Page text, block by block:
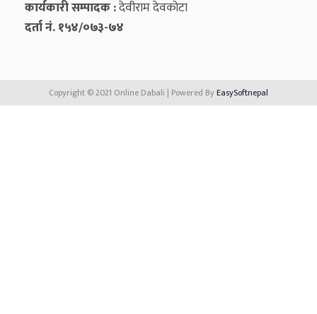
कार्यकारी सम्पादक :देवीराम देवकोटा
दर्ता नं. १५४/०७३-७४
Copyright © 2021 Online Dabali | Powered ByEasySoftnepal